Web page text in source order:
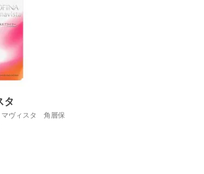
タ
ヴィスタ 角層保